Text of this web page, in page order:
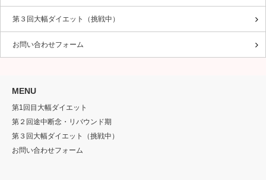
第３回大幅ダイエット（挑戦中）
お問い合わせフォーム
MENU
第1回目大幅ダイエット
第２回途中断念・リバウンド期
第３回大幅ダイエット（挑戦中）
お問い合わせフォーム